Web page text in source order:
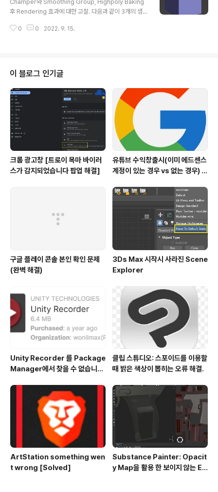
ng을 Black으로 맞춘다고 해도, Object에 다음과 같이
Champer와 Smoothing Group, Highpoly Baking
후 Rendering 효과에 대한 고찰. 다음과 같이 3개의 샘플
모델에 섭페에서 Baking을 시도하였다. (일단 직각인 Lo
은 상태의 Champer 1단계 (3) High Poly를 이용해 Ba
king 한 상태의 Champer 1단계 결론: (1)과 같이 직각 상
태의 Lowpoly에 Champer를 준 Highpoly를 Baking
하면, 분리된 듯..
0 0 2022. 9. 15.
이 블로그 인기글
크롬 광고창 [트로이 목마 바이러
스가 감지되었습니다 팝업 해결]
유튜브 수익창출시(이미 에드센스
계정이 있는 경우 vs 없는 경우) 주
구글 플레이 콘솔 본인 확인 문제
(완벽 해결)
3Ds Max 시작시 사라진 Scene
Explorer
Unity Recorder 를 Package
Manager에서 찾을 수 없습니다.
클립 스튜디오: 스포이드를 이용할
때 밝은 색상이 뽑히는 오류 해결.
ArtStation something wen
t wrong [Solved]
Substance Painter: Opacit
y Map을 활용 한 보이지 않는 El